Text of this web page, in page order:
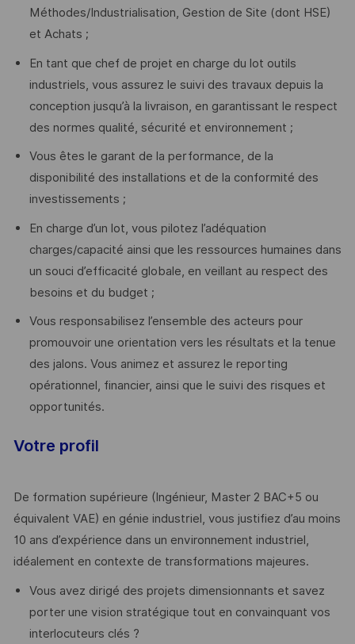
Méthodes/Industrialisation, Gestion de Site (dont HSE)
et Achats ;
En tant que chef de projet en charge du lot outils
industriels, vous assurez le suivi des travaux depuis la
conception jusqu’à la livraison, en garantissant le respect
des normes qualité, sécurité et environnement ;
Vous êtes le garant de la performance, de la
disponibilité des installations et de la conformité des
investissements ;
En charge d’un lot, vous pilotez l’adéquation
charges/capacité ainsi que les ressources humaines dans
un souci d’efficacité globale, en veillant au respect des
besoins et du budget ;
Vous responsabilisez l’ensemble des acteurs pour
promouvoir une orientation vers les résultats et la tenue
des jalons. Vous animez et assurez le reporting
opérationnel, financier, ainsi que le suivi des risques et
opportunités.
Votre profil
De formation supérieure (Ingénieur, Master 2 BAC+5 ou
équivalent VAE) en génie industriel, vous justifiez d’au moins
10 ans d’expérience dans un environnement industriel,
idéalement en contexte de transformations majeures.
Vous avez dirigé des projets dimensionnants et savez
porter une vision stratégique tout en convainquant vos
interlocuteurs clés ?